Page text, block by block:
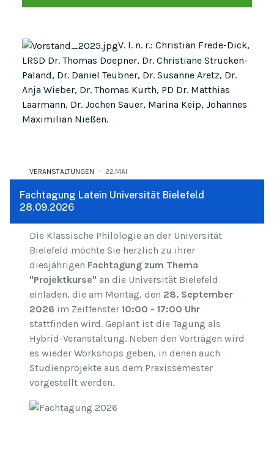
V. l. n. r.: Christian Frede-Dick,
LRSD Dr. Thomas Doepner, Dr. Christiane Strucken-
Paland, Dr. Daniel Teubner, Dr. Susanne Aretz, Dr.
Anja Wieber, Dr. Thomas Kurth, PD Dr. Matthias
Laarmann, Dr. Jochen Sauer, Marina Keip, Johannes
Maximilian Nießen.
VERANSTALTUNGEN 22.MAI
Fachtagung Latein Universität Bielefeld
28.09.2026
Die Klassische Philologie an der Universität
Bielefeld möchte Sie herzlich zu ihrer
diesjährigen Fachtagung zum Thema
"Projektkurse" an die Universität Bielefeld
einladen, die am Montag, den 28. September
2026 im Zeitfenster 10:00 - 17:00 Uhr
stattfinden wird. Geplant ist die Tagung als
Hybrid-Veranstaltung. Neben den Vorträgen wird
es wieder Workshops geben, in denen auch
Studienprojekte aus dem Praxissemester
vorgestellt werden.